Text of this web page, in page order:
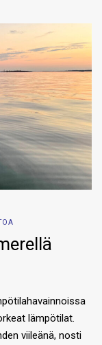
lämpötilat.
viileänä, nosti